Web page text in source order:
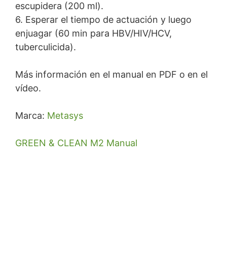
escupidera (200 ml).
6. Esperar el tiempo de actuación y luego
enjuagar (60 min para HBV/HIV/HCV,
tuberculicida).
Más información en el manual en PDF o en el
vídeo.
Marca: Metasys
GREEN & CLEAN M2 Manual